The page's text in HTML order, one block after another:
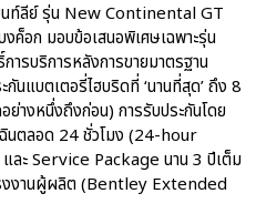
aas
AAS Motorsport
AAS Porsche
Bentley
นท์ลีย์ รุ่น New Continental GT
อก มอบข้อเสนอพิเศษเฉพาะรุ่น
รบริการหลังการขายมาตรฐาน
นแบตเตอรี่ไฮบริดที่ ‘นานที่สุด’ ถึง 8
างหนึ่งถึงก่อน) การรับประกันโดย
นตลอด 24 ชั่วโมง (24-hour
ะ Service Package นาน 3 ปีเต็ม
งงานผู้ผลิต (Bentley Extended